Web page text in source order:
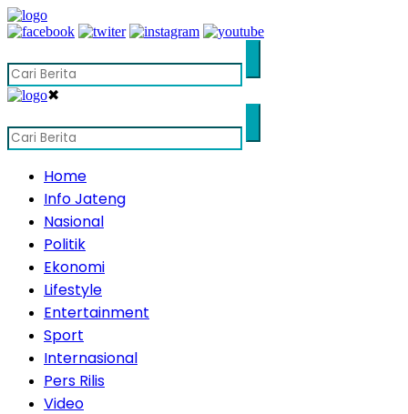
✖
Home
Info Jateng
Nasional
Politik
Ekonomi
Lifestyle
Entertainment
Sport
Internasional
Pers Rilis
Video